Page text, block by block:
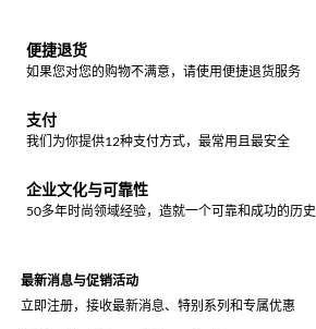
便捷退货
如果您对您的购物不满意，请使用便捷退货服务
支付
我们为你提供12种支付方式，最常用且最安全
企业文化与可靠性
50多年时尚领域经验，造就一个可靠和成功的历史
最新消息与促销活动
立即注册，接收最新消息、特别系列和专属优惠